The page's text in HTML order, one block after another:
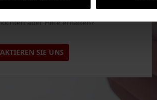
auf unserer Website oder können sie
aber Hilfe erhalten?
SIE UNS